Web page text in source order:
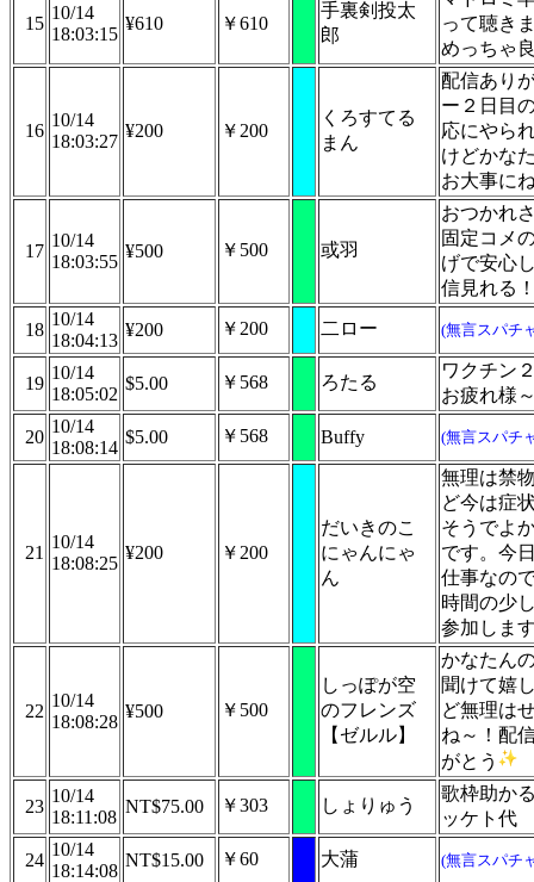
15
10/14
18:03:15
¥610 ￥610
手裏剣投太
郎
って聴き
めっちゃ
16
10/14
18:03:27
¥200 ￥200
くろすてる
まん
配信あり
ー２日目
応にやら
けどかな
お大事に
17
10/14
18:03:55
¥500 ￥500 或羽
おつかれ
固定コメ
げで安心
信見れる
18
10/14
18:04:13
¥200 ￥200 二ロー (無言スパチ
19
10/14
18:05:02
$5.00 ￥568 ろたる
ワクチン
お疲れ様
20
10/14
18:08:14
$5.00 ￥568 Buffy (無言スパチ
21
10/14
18:08:25
¥200 ￥200
だいきのこ
にゃんにゃ
ん
無理は禁
ど今は症
そうでよ
です。今
仕事なの
時間の少
参加しま
22
10/14
18:08:28
¥500 ￥500
しっぽが空
のフレンズ
【ゼルル】
かなたん
聞けて嬉
ど無理は
ね～！配
がとう
23
10/14
18:11:08
NT$75.00 ￥303 しょりゅう
歌枠助か
ッケト代
24
10/14
18:14:08
NT$15.00 ￥60 大蒲 (無言スパチ